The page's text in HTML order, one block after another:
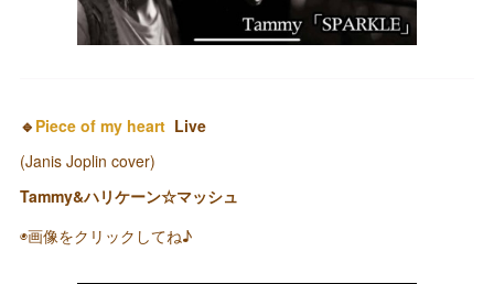
🔹 Piece of my heart Live
(Janis Joplin cover)
Tammy&ハリケーン☆マッシュ
◉画像をクリックしてね♪